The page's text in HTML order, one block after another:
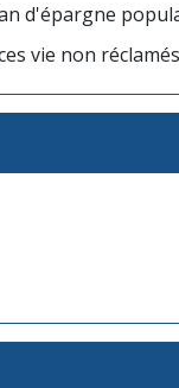
d'épargne
vie non